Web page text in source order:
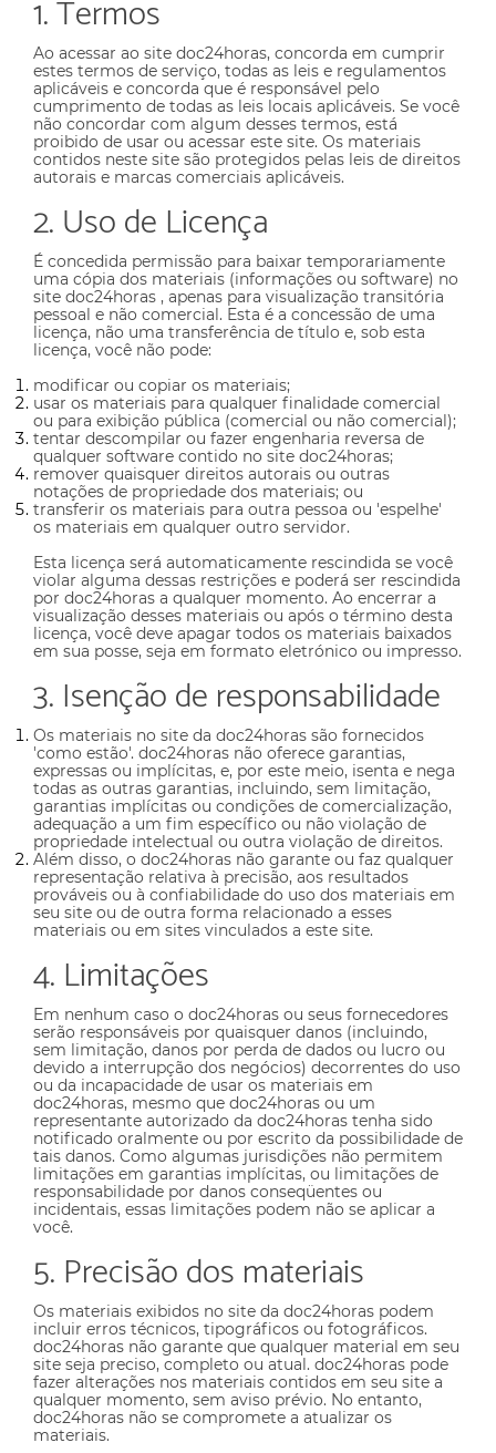
1. Termos
Ao acessar ao site doc24horas, concorda em cumprir
estes termos de serviço, todas as leis e regulamentos
aplicáveis ​​e concorda que é responsável pelo
cumprimento de todas as leis locais aplicáveis. Se você
não concordar com algum desses termos, está
proibido de usar ou acessar este site. Os materiais
contidos neste site são protegidos pelas leis de direitos
autorais e marcas comerciais aplicáveis.
2. Uso de Licença
É concedida permissão para baixar temporariamente
uma cópia dos materiais (informações ou software) no
site doc24horas , apenas para visualização transitória
pessoal e não comercial. Esta é a concessão de uma
licença, não uma transferência de título e, sob esta
licença, você não pode:
modificar ou copiar os materiais;
usar os materiais para qualquer finalidade comercial
ou para exibição pública (comercial ou não comercial);
tentar descompilar ou fazer engenharia reversa de
qualquer software contido no site doc24horas;
remover quaisquer direitos autorais ou outras
notações de propriedade dos materiais; ou
transferir os materiais para outra pessoa ou 'espelhe'
os materiais em qualquer outro servidor.
Esta licença será automaticamente rescindida se você
violar alguma dessas restrições e poderá ser rescindida
por doc24horas a qualquer momento. Ao encerrar a
visualização desses materiais ou após o término desta
licença, você deve apagar todos os materiais baixados
em sua posse, seja em formato eletrónico ou impresso.
3. Isenção de responsabilidade
Os materiais no site da doc24horas são fornecidos
'como estão'. doc24horas não oferece garantias,
expressas ou implícitas, e, por este meio, isenta e nega
todas as outras garantias, incluindo, sem limitação,
garantias implícitas ou condições de comercialização,
adequação a um fim específico ou não violação de
propriedade intelectual ou outra violação de direitos.
Além disso, o doc24horas não garante ou faz qualquer
representação relativa à precisão, aos resultados
prováveis ​​ou à confiabilidade do uso dos materiais em
seu site ou de outra forma relacionado a esses
materiais ou em sites vinculados a este site.
4. Limitações
Em nenhum caso o doc24horas ou seus fornecedores
serão responsáveis ​​por quaisquer danos (incluindo,
sem limitação, danos por perda de dados ou lucro ou
devido a interrupção dos negócios) decorrentes do uso
ou da incapacidade de usar os materiais em
doc24horas, mesmo que doc24horas ou um
representante autorizado da doc24horas tenha sido
notificado oralmente ou por escrito da possibilidade de
tais danos. Como algumas jurisdições não permitem
limitações em garantias implícitas, ou limitações de
responsabilidade por danos conseqüentes ou
incidentais, essas limitações podem não se aplicar a
você.
5. Precisão dos materiais
Os materiais exibidos no site da doc24horas podem
incluir erros técnicos, tipográficos ou fotográficos.
doc24horas não garante que qualquer material em seu
site seja preciso, completo ou atual. doc24horas pode
fazer alterações nos materiais contidos em seu site a
qualquer momento, sem aviso prévio. No entanto,
doc24horas não se compromete a atualizar os
materiais.